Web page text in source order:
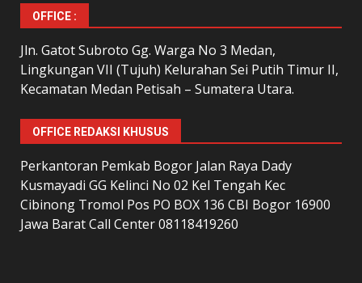
OFFICE :
Jln. Gatot Subroto Gg. Warga No 3 Medan,
Lingkungan VII (Tujuh) Kelurahan Sei Putih Timur II,
Kecamatan Medan Petisah – Sumatera Utara.
OFFICE REDAKSI KHUSUS
Perkantoran Pemkab Bogor Jalan Raya Dady
Kusmayadi GG Kelinci No 02 Kel Tengah Kec
Cibinong Tromol Pos PO BOX 136 CBI Bogor 16900
Jawa Barat Call Center 08118419260